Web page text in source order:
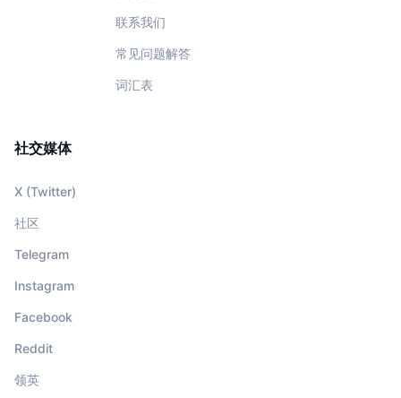
联系我们
常见问题解答
词汇表
社交媒体
X (Twitter)
社区
Telegram
Instagram
Facebook
Reddit
领英